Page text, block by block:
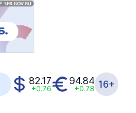
82.17
+0.76
94.84
+0.78 16+